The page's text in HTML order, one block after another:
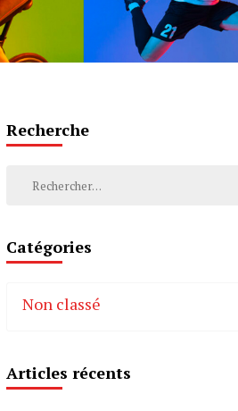
Recherche
Rechercher :
Catégories
Non classé
Articles récents